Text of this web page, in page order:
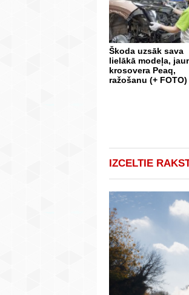
Škoda uzsāk sava
lielākā modeļa,
krosovera Peaq,
ražošanu (+ FOTO)
IZCELTIE